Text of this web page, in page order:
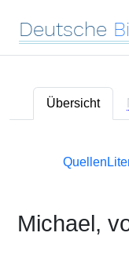
Deutsche
Übersicht
Quellen
Michael,